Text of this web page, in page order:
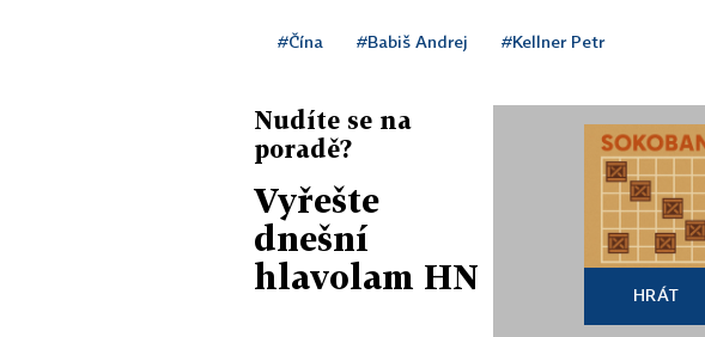
#Čína #Babiš Andrej #Kellner Petr
Nudíte se na
poradě?
Vyřešte
dnešní
hlavolam HN
HRÁT